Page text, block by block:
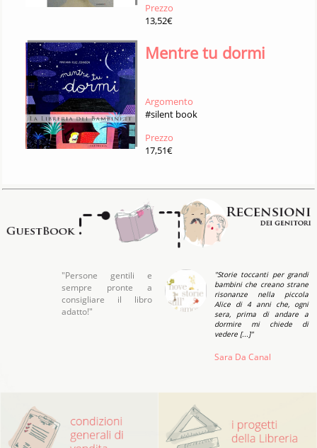
Prezzo
13,52€
Mentre tu dormi
Argomento
#silent book
Prezzo
17,51€
"Persone gentili e
sempre pronte a
consigliare il libro
adatto!"
"Storie toccanti per grandi
bambini che creano strane
risonanze nella piccola
Alice di 4 anni che, ogni
sera, prima di andare a
dormire mi chiede di
vedere [...]"
Sara Da Canal